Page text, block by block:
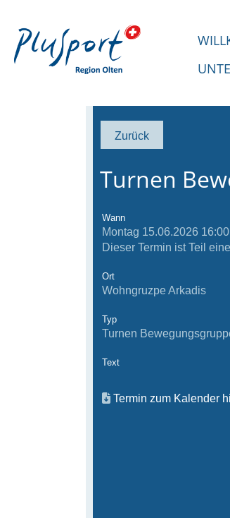
Zurück
Turnen
Wann
Montag 15.06.2026
Dieser Termin ist Teil
Ort
Wohngruzpe Arkadis
Typ
Turnen
Text
Termin zum Kalender